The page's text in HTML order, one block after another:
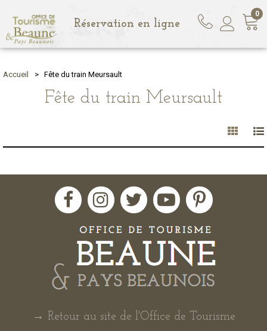
Réservation en ligne
0
Accueil > Fête du train Meursault
Fête du train Meursault
→ Retour au site de l'Office de Tourisme